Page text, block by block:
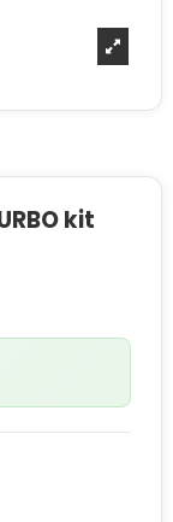
kit